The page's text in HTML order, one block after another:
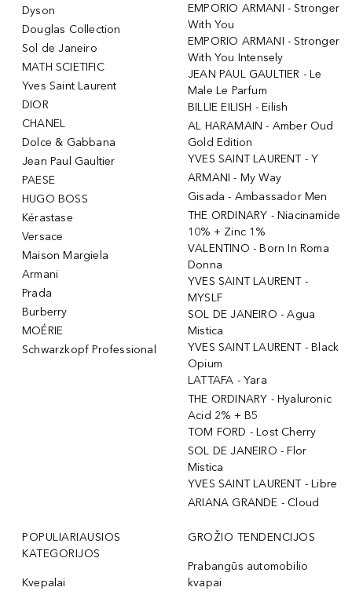
Dyson
Douglas Collection
Sol de Janeiro
MATH SCIETIFIC
Yves Saint Laurent
DIOR
CHANEL
Dolce & Gabbana
Jean Paul Gaultier
PAESE
HUGO BOSS
Kérastase
Versace
Maison Margiela
Armani
Prada
Burberry
MOÉRIE
Schwarzkopf Professional
EMPORIO ARMANI - Stronger
With You
EMPORIO ARMANI - Stronger
With You Intensely
JEAN PAUL GAULTIER - Le
Male Le Parfum
BILLIE EILISH - Eilish
AL HARAMAIN - Amber Oud
Gold Edition
YVES SAINT LAURENT - Y
ARMANI - My Way
Gisada - Ambassador Men
THE ORDINARY - Niacinamide
10% + Zinc 1%
VALENTINO - Born In Roma
Donna
YVES SAINT LAURENT -
MYSLF
SOL DE JANEIRO - Agua
Mistica
YVES SAINT LAURENT - Black
Opium
LATTAFA - Yara
THE ORDINARY - Hyaluronic
Acid 2% + B5
TOM FORD - Lost Cherry
SOL DE JANEIRO - Flor
Mistica
YVES SAINT LAURENT - Libre
ARIANA GRANDE - Cloud
POPULIARIAUSIOS
KATEGORIJOS
Kvepalai
GROŽIO TENDENCIJOS
Prabangūs automobilio
kvapai